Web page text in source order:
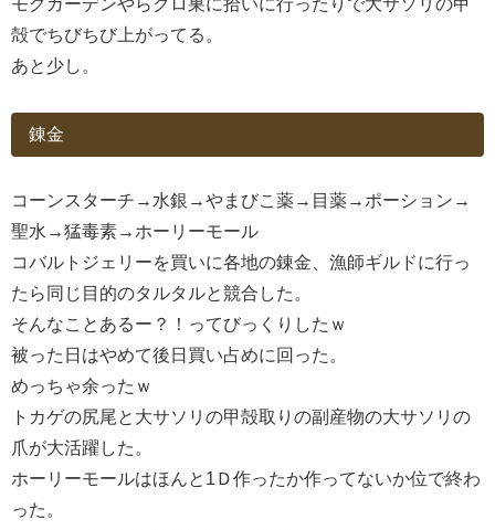
殻でちびちび上がってる。
あと少し。
錬金
コーンスターチ→水銀→やまびこ薬→目薬→ポーション→
聖水→猛毒素→ホーリーモール
コバルトジェリーを買いに各地の錬金、漁師ギルドに行っ
たら同じ目的のタルタルと競合した。
そんなことあるー？！ってびっくりしたｗ
被った日はやめて後日買い占めに回った。
めっちゃ余ったｗ
トカゲの尻尾と大サソリの甲殻取りの副産物の大サソリの
爪が大活躍した。
ホーリーモールはほんと1Ｄ作ったか作ってないか位で終わ
った。